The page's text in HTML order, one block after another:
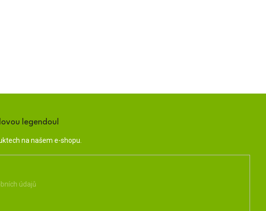
legendou!
na našem e-shopu.
údajů